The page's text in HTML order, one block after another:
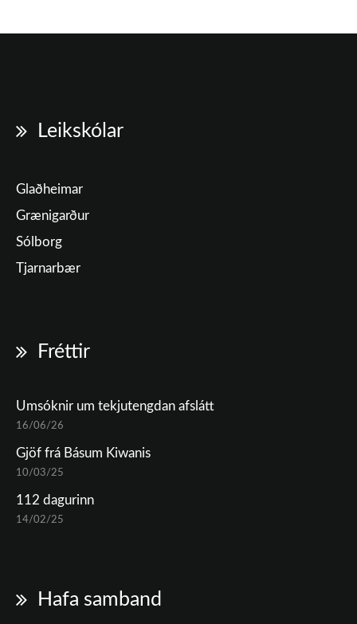
Leikskólar
Glaðheimar
Grænigarður
Sólborg
Tjarnarbær
Fréttir
Umsóknir um tekjutengdan afslátt
16/06/26
Gjöf frá Básum Kiwanis
10/03/25
112 dagurinn
14/02/25
Hafa samband